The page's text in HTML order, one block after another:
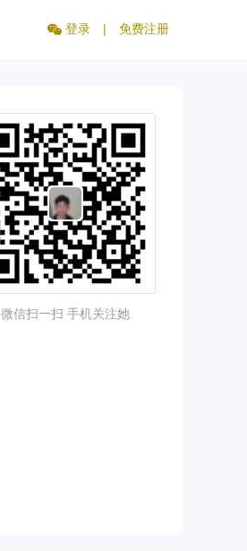
登录 | 免费注册
微信扫一扫 手机关注她